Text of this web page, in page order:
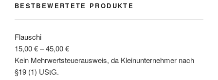
der
Produktseite
Produktseite
BESTBEWERTETE PRODUKTE
Flauschi
15,00€–45,00€
Kein Mehrwertsteuerausweis, da Kleinunternehmer nach
§19 (1) UStG.